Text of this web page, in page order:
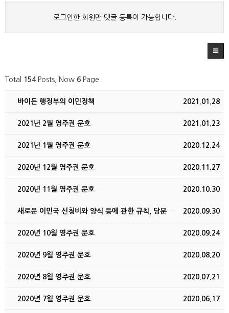
로그인한 회원만 댓글 등록이 가능합니다.
Total 154Posts, Now 6 Page
2021.01.28
바이든 행정부의 이민정책
2021.01.23
2021년 2월 영주권 문호
2020.12.24
2021년 1월 영주권 문호
2020.11.27
2020년 12월 영주권 문호
2020.10.30
2020년 11월 영주권 문호
2020.09.30
새로운 이민국 신청비와 양식 등에 관한 규칙, 당분간 …
2020.09.24
2020년 10월 영주권 문호
2020.08.20
2020년 9월 영주권 문호
2020.07.21
2020년 8월 영주권 문호
2020.06.17
2020년 7월 영주권 문호